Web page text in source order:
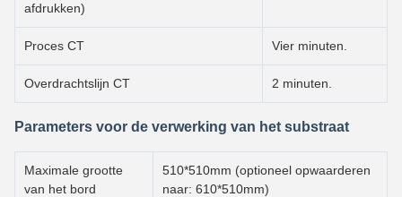
afdrukken)
Proces CT Vier minuten.
Overdrachtslijn CT 2 minuten.
Parameters voor de verwerking van het substraat
Maximale grootte
van het bord
510*510mm (optioneel opwaarderen
naar: 610*510mm)